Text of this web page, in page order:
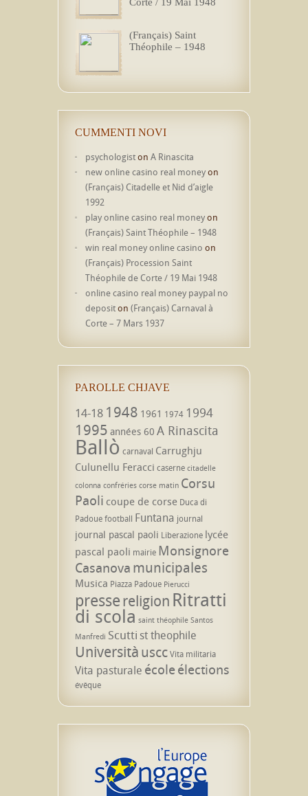
(Français) Saint
Théophile – 1948
CUMMENTI NOVI
psychologiston A Rinascita
new online casino real moneyon
(Français) Citadelle et Nid d’aigle
1992
play online casino real moneyon
(Français) Saint Théophile – 1948
win real money online casino on
(Français) Procession Saint
Théophile de Corte / 19 Mai 1948
online casino real money paypal no
depositon (Français) Carnaval à
Corte – 7 Mars 1937
PAROLLE CHJAVE
14-18 1948 1961 1974 1994
1995 années 60 A Rinascita
Ballò carnaval Carrughju
Culunellu Feracci caserne citadelle
colonna confréries corse matin Corsu
Paoli coupe de corse Duca di
Padouefootball Funtana journal
journal pascal paoli Liberazione lycée
pascal paoli mairie Monsignore
Casanova municipales
Musica Piazza Padoue Pierucci
pressereligion Ritratti
di scola saint théophile Santos
Manfredi Scuttist theophile
UniversitàusccVita militaria
Vita pasturale écoleélections
évêque